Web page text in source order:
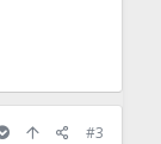
#3